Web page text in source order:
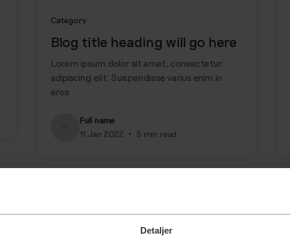
Detaljer
Category
Blog title heading will go here
Lorem ipsum dolor sit amet, consectetur
adipiscing elit. Suspendisse varius enim in
eros.
Full name
11 Jan 2022 • 5 min read